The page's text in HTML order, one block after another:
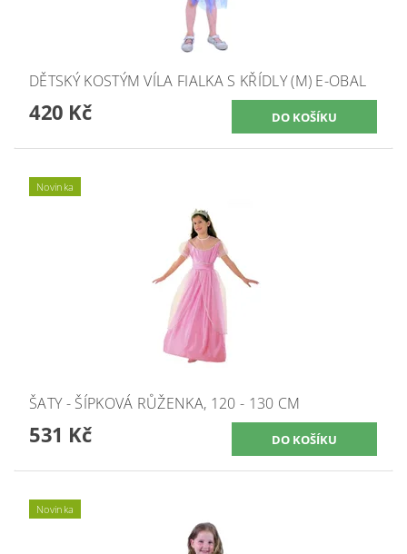
DĚTSKÝ KOSTÝM VÍLA FIALKA S KŘÍDLY (M) E-OBAL
420 Kč
Novinka
ŠATY - ŠÍPKOVÁ RŮŽENKA, 120 - 130 CM
531 Kč
Novinka